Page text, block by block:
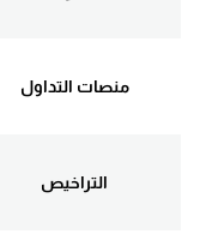
منصات التداول
التراخيص